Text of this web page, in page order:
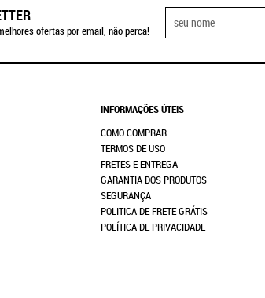
ofertas por email, não perca!
INFORMAÇÕES ÚTEIS
COMO COMPRAR
TERMOS DE USO
FRETES E ENTREGA
GARANTIA DOS PRODUTOS
SEGURANÇA
POLITICA DE FRETE GRÁTIS
POLÍTICA DE PRIVACIDADE